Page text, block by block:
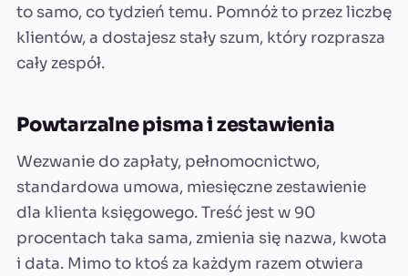
to samo, co tydzień temu. Pomnóż to przez liczbę
klientów, a dostajesz stały szum, który rozprasza
cały zespół.
Powtarzalne pisma i zestawienia
Wezwanie do zapłaty, pełnomocnictwo,
standardowa umowa, miesięczne zestawienie
dla klienta księgowego. Treść jest w 90
procentach taka sama, zmienia się nazwa, kwota
i data. Mimo to ktoś za każdym razem otwiera